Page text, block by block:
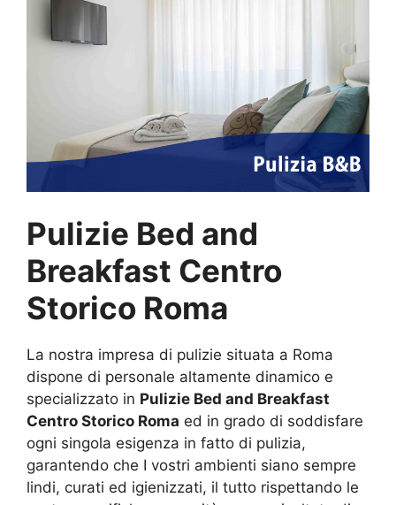
Pulizie Bed and
Breakfast Centro
Storico Roma
La nostra impresa di pulizie situata a Roma
dispone di personale altamente dinamico e
specializzato in Pulizie Bed and Breakfast
Centro Storico Roma ed in grado di soddisfare
ogni singola esigenza in fatto di pulizia,
garantendo che I vostri ambienti siano sempre
lindi, curati ed igienizzati, il tutto rispettando le